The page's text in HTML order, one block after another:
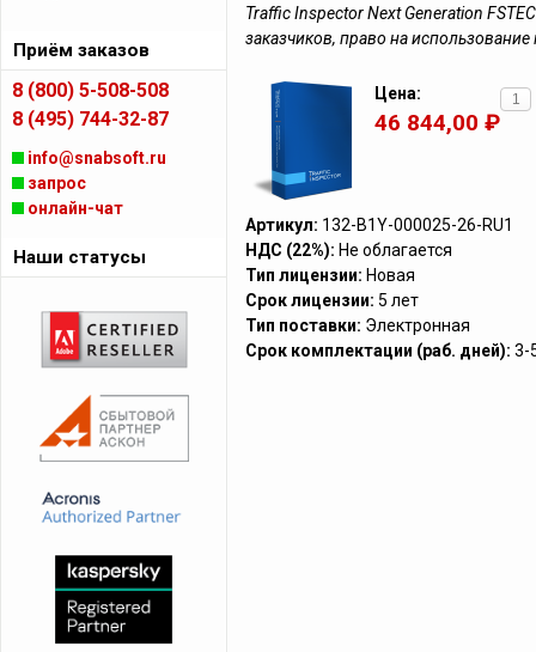
Traffic Inspector Next Generation
заказчиков, право на
Цена:
46 844,00 ₽
Артикул: 132-B1Y-000025-26-RU1
НДС (22%): Не облагается
Тип лицензии: Новая
Срок лицензии: 5 лет
Тип поставки: Электронная
Срок комплектации (раб. дней): 3-
Приём заказов
8 (800) 5-508-508
8 (495) 744-32-87
info@snabsoft.ru
запрос
онлайн-чат
Наши статусы